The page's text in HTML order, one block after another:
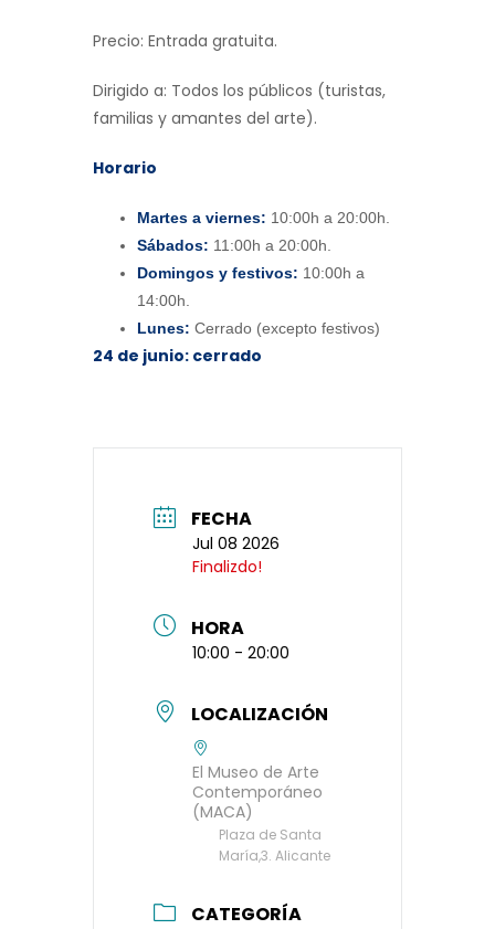
Precio: Entrada gratuita.
Dirigido a: Todos los públicos (turistas,
familias y amantes del arte).
Horario
Martes a viernes: 10:00h a 20:00h.
Sábados: 11:00h a 20:00h.
Domingos y festivos: 10:00h a
14:00h.
Lunes: Cerrado (excepto festivos)
24 de junio: cerrado
FECHA
Jul 08 2026
Finalizdo!
HORA
10:00 - 20:00
LOCALIZACIÓN
El Museo de Arte
Contemporáneo
(MACA)
Plaza de Santa
María,3. Alicante
CATEGORÍA